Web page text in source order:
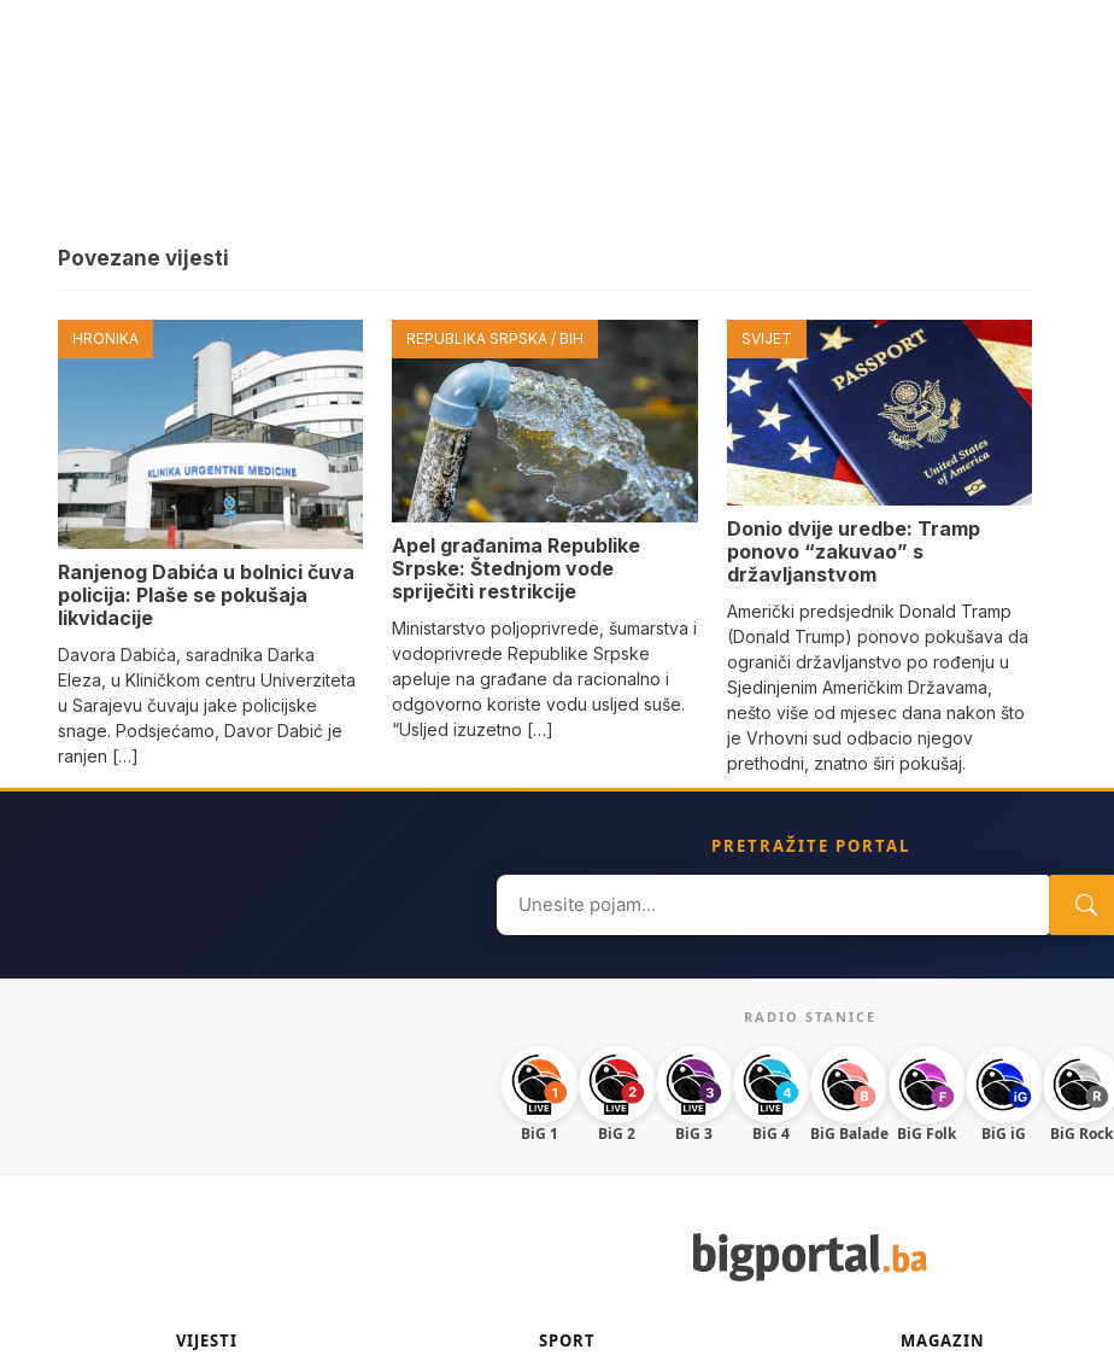
Povezane vijesti
HRONIKA
Ranjenog Dabića u bolnici čuva
policija: Plaše se pokušaja
likvidacije
Davora Dabića, saradnika Darka
Eleza, u Kliničkom centru Univerziteta
u Sarajevu čuvaju jake policijske
snage. Podsjećamo, Davor Dabić je
ranjen […]
REPUBLIKA SRPSKA / BIH
Apel građanima Republike
Srpske: Štednjom vode
spriječiti restrikcije
Ministarstvo poljoprivrede, šumarstva i
vodoprivrede Republike Srpske
apeluje na građane da racionalno i
odgovorno koriste vodu usljed suše.
“Usljed izuzetno […]
SVIJET
Donio dvije uredbe: Tramp
ponovo “zakuvao” s
državljanstvom
Američki predsjednik Donald Tramp
(Donald Trump) ponovo pokušava da
ograniči državljanstvo po rođenju u
Sjedinjenim Američkim Državama,
nešto više od mjesec dana nakon što
je Vrhovni sud odbacio njegov
prethodni, znatno širi pokušaj.
PRETRAŽITE PORTAL
Search
for:
RADIO STANICE
BiG 1 BiG 2 BiG 3 BiG 4 BiG Balade BiG Folk BiG iG BiG Rock
VIJESTI SPORT MAGAZIN